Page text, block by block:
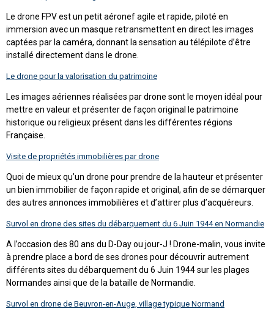
Le drone FPV est un petit aéronef agile et rapide, piloté en
immersion avec un masque retransmettent en direct les images
captées par la caméra, donnant la sensation au télépilote d’être
installé directement dans le drone.
Le drone pour la valorisation du patrimoine
Les images aériennes réalisées par drone sont le moyen idéal pour
mettre en valeur et présenter de façon original le patrimoine
historique ou religieux présent dans les différentes régions
Française.
Visite de propriétés immobilières par drone
Quoi de mieux qu’un drone pour prendre de la hauteur et présenter
un bien immobilier de façon rapide et original, afin de se démarquer
des autres annonces immobilières et d’attirer plus d’acquéreurs.
Survol en drone des sites du débarquement du 6 Juin 1944 en Normandie
A l’occasion des 80 ans du D-Day ou jour-J ! Drone-malin, vous invite
à prendre place a bord de ses drones pour découvrir autrement
différents sites du débarquement du 6 Juin 1944 sur les plages
Normandes ainsi que de la bataille de Normandie.
Survol en drone de Beuvron-en-Auge, village typique Normand